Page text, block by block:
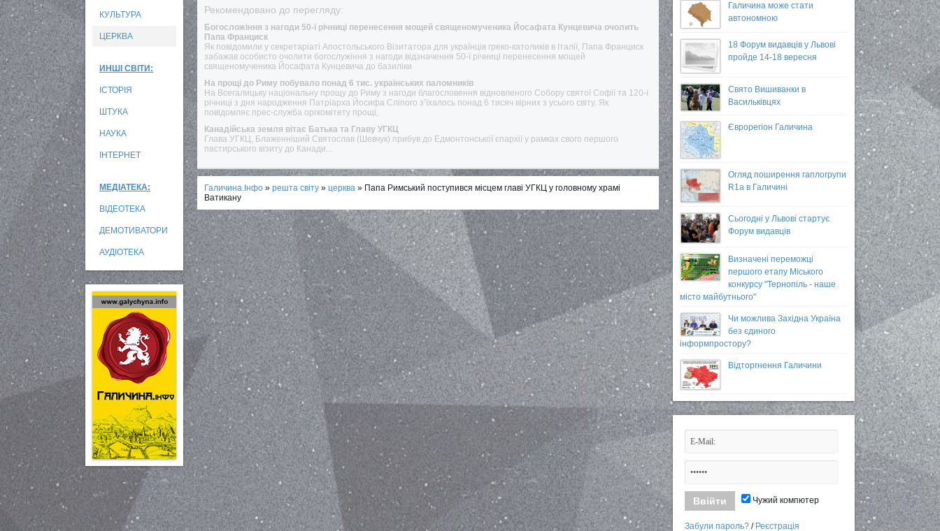
КУЛЬТУРА
ЦЕРКВА
ИНШІ СВІТИ:
ІСТОРІЯ
ШТУКА
НАУКА
ІНТЕРНЕТ
МЕДІАТЕКА:
ВІДЕОТЕКА
ДЕМОТИВАТОРИ
АУДІОТЕКА
Рекомендовано до перегляду:
Богосложіння з нагоди 50-ї річниці перенесення мощей священомученика Йосафата Кунцевича очолить
Папа Франциск
Як повідомили у секретаріаті Апостольського Візитатора для українців греко-католиків в Італії, Папа Франциск
забажав особисто очолити богослужіння з нагоди відзначення 50-ї річниці перенесення мощей
священомученика Йосафата Кунцевича до базиліки
На прощі до Риму побувало понад 6 тис. українських паломників
На Всегалицьку національну прощу до Риму з нагоди благословення відновленого Собору святої Софії та 120-ї
річниці з дня народження Патріарха Йосифа Сліпого з’їхалось понад 6 тисяч вірних з усього світу. Як
повідомляє прес-служба оргкомітету прощі,
Канадійська земля вітає Батька та Главу УГКЦ
Глава УГКЦ, Блаженніший Святослав (Шевчук) прибув до Едмонтонської єпархії у рамках свого першого
пастирського візиту до Канади...
Галичина.Інфо » решта світу » церква » Папа Римський поступився місцем главі УГКЦ у головному храмі
Ватикану
Галичина може стати
автономною
18 Форум видавців у Львові
пройде 14-18 вересня
Свято Вишиванки в
Васильківцях
Єврорегіон Галичина
Огляд поширення гаплогрупи
R1a в Галичині
Сьогодні у Львові стартує
Форум видавців
Визначені переможці
першого етапу Міського
конкурсу "Тернопіль - наше
місто майбутнього"
Чи можлива Західна Україна
без єдиного
інформпростору?
Відторгнення Галичини
Чужий компютер
Забули пароль? / Реєстрація